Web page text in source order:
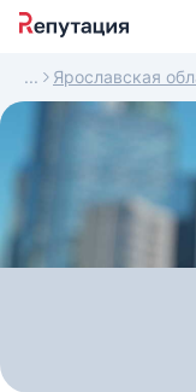
Ярославская